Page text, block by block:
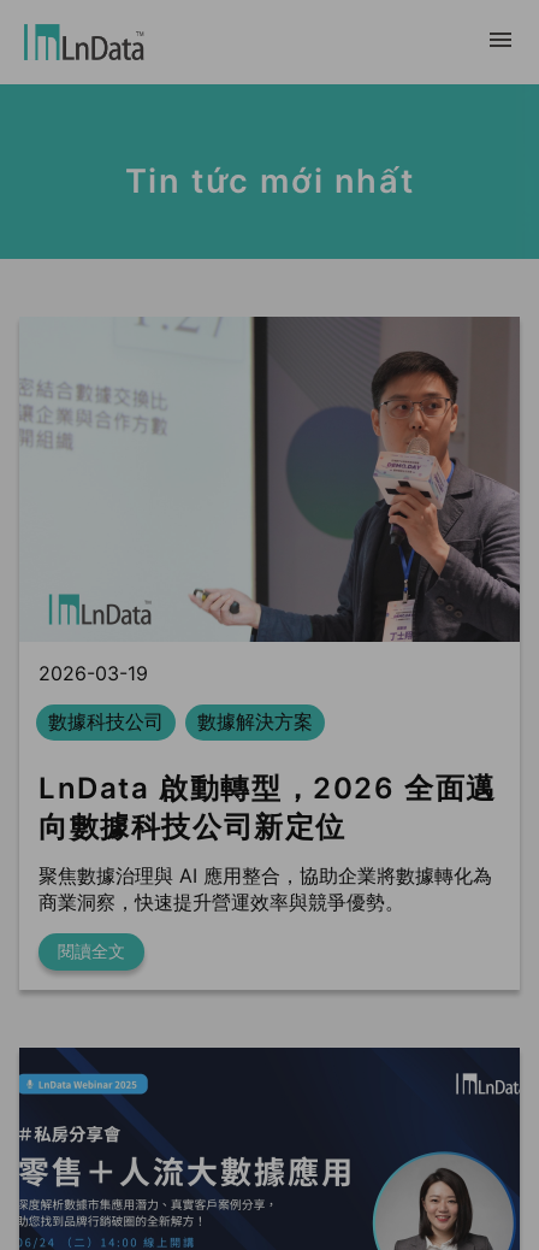
Giới thiệu về công ty
Nhân tài & Văn hóa
tiếp thị dữ liệu
Thị trường dữ liệu
trung tâm dữ liệu
Phòng sạch dữ liệu
Báo Cáo & Sách Trắng
Sự Kiện & Hội Thảo Trực Tuyến
繁體中文
English
Tin tức mới nhất
2026-03-19
數據科技公司
數據解決方案
LnData 啟動轉型，2026 全面邁
向數據科技公司新定位
聚焦數據治理與 AI 應用整合，協助企業將數據轉化為
商業洞察，快速提升營運效率與競爭優勢。
閱讀全文